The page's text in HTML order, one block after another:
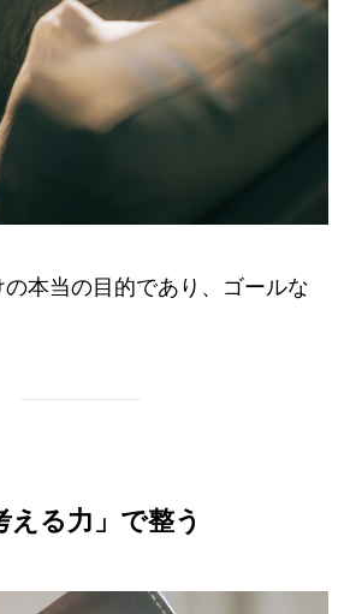
本当の目的であり、ゴールな
る力」で整う